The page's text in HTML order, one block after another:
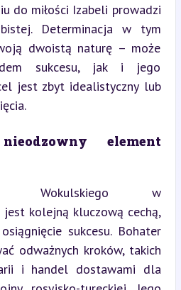
do miłości Izabeli prowadzi
Determinacja w tym
dwoistą naturę – może
sukcesu, jak i jego
jest zbyt idealistyczny lub
element
Wokulskiego w
jest kolejną kluczową cechą,
sukcesu. Bohater
odważnych kroków, takich
i handel dostawami dla